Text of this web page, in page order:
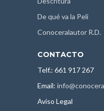
De qué va la Peli
Conoceralautor R.D.
CONTACTO
Telf.: 661 917 267
Email:
Aviso Legal